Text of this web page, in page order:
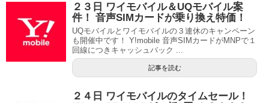
２３日 ワイモバイル＆UQモバイル案
件！ 音声SIMカードが乗り換え特価！
UQモバイルとワイモバイルの３連休のキャンペーン
も開催中です！ Y!mobile 音声SIMカードがMNPで１
回線につきキャッシュバック ...
記事を読む
２４日 ワイモバイルのタイムセール！